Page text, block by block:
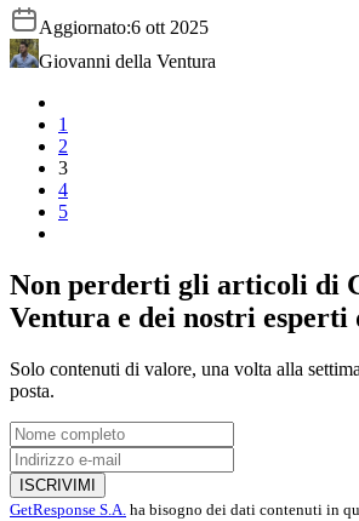
Aggiornato:6 ott 2025
Giovanni della Ventura
1
2
3
4
5
Non perderti gli articoli di
Ventura e dei nostri
Solo contenuti di valore, una volta alla
posta.
ISCRIVIMI
GetResponse S.A. ha bisogno dei dati contenuti in